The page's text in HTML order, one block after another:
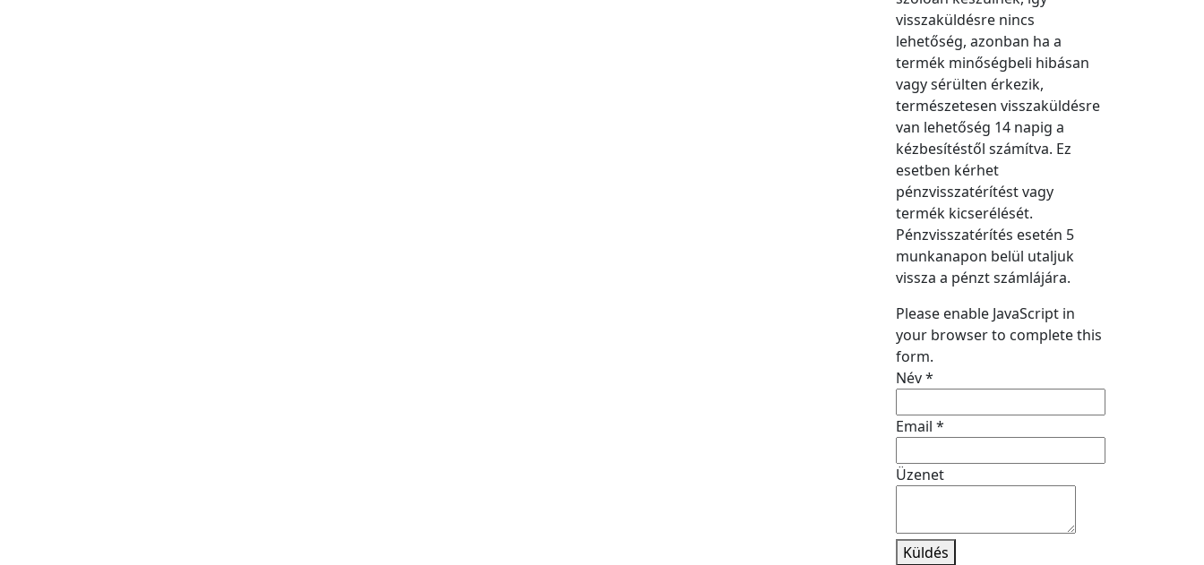
visszaküldésre nincs
lehetőség, azonban ha a
termék minőségbeli hibásan
vagy sérülten érkezik,
természetesen visszaküldésre
van lehetőség 14 napig a
kézbesítéstől számítva. Ez
esetben kérhet
pénzvisszatérítést vagy
termék kicserélését.
Pénzvisszatérítés esetén 5
munkanapon belül utaljuk
vissza a pénzt számlájára.
Please enable JavaScript in
your browser to complete this
form.
Név*
Email *
Üzenet
Küldés